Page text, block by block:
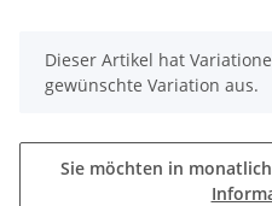
x
Dieser Artikel hat
gewünschte Variation aus.
Sie möchten in